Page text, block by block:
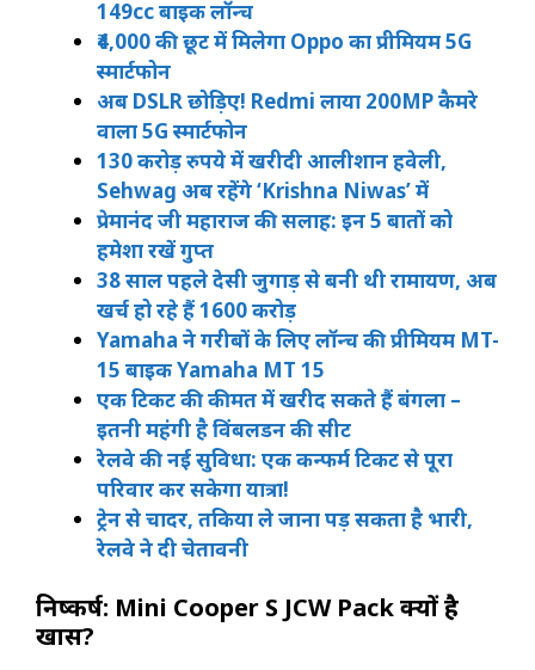
149cc बाइक लॉन्च
₹4,000 की छूट में मिलेगा Oppo का प्रीमियम 5G
स्मार्टफोन
अब DSLR छोड़िए! Redmi लाया 200MP कैमरे
वाला 5G स्मार्टफोन
130 करोड़ रुपये में खरीदी आलीशान हवेली,
Sehwag अब रहेंगे ‘Krishna Niwas’ में
प्रेमानंद जी महाराज की सलाह: इन 5 बातों को
हमेशा रखें गुप्त
38 साल पहले देसी जुगाड़ से बनी थी रामायण, अब
खर्च हो रहे हैं 1600 करोड़
Yamaha ने गरीबों के लिए लॉन्च की प्रीमियम MT-
15 बाइक Yamaha MT 15
एक टिकट की कीमत में खरीद सकते हैं बंगला –
इतनी महंगी है विंबलडन की सीट
रेलवे की नई सुविधा: एक कन्फर्म टिकट से पूरा
परिवार कर सकेगा यात्रा!
ट्रेन से चादर, तकिया ले जाना पड़ सकता है भारी,
रेलवे ने दी चेतावनी
निष्कर्ष: Mini Cooper S JCW Pack क्यों है
खास?